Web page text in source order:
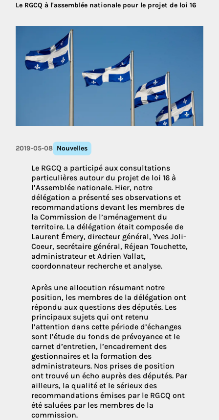
Le RGCQ à l'assemblée nationale pour le projet de loi 16
2019-05-08 Nouvelles
Le RGCQ a participé aux consultations
particulières autour du projet de loi 16 à
l’Assemblée nationale. Hier, notre
délégation a présenté ses observations et
recommandations devant les membres de
la Commission de l’aménagement du
territoire. La délégation était composée de
Laurent Émery, directeur général, Yves Joli-
Coeur, secrétaire général, Réjean Touchette,
administrateur et Adrien Vallat,
coordonnateur recherche et analyse.
Après une allocution résumant notre
position, les membres de la délégation ont
répondu aux questions des députés. Les
principaux sujets qui ont retenu
l’attention dans cette période d’échanges
sont l’étude du fonds de prévoyance et le
carnet d’entretien, l’encadrement des
gestionnaires et la formation des
administrateurs. Nos prises de position
ont trouvé un écho auprès des députés. Par
ailleurs, la qualité et le sérieux des
recommandations émises par le RGCQ ont
été saluées par les membres de la
commission.